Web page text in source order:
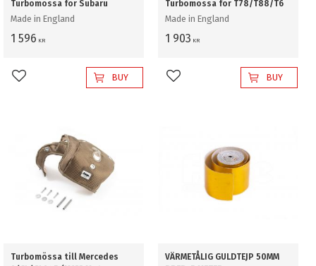
Turbomössa för Subaru
Made in England
1 596 KR
Add to favorites BUY
Turbomössa för T78/T88/T6
Made in England
1 903 KR
Add to favorites BUY
Turbomössa till Mercedes
VÄRMETÅLIG GULDTEJP 50MM